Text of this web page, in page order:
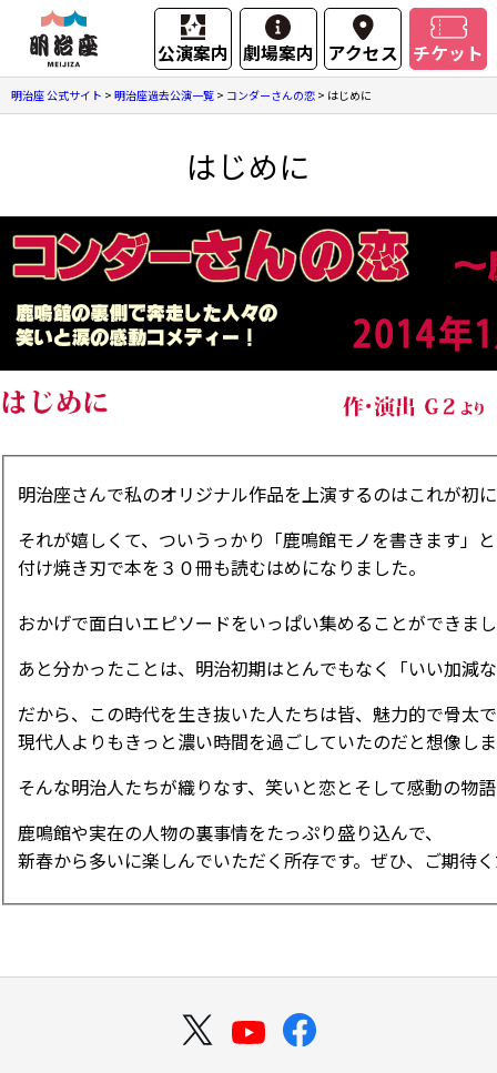
公演案内 劇場案内 アクセス チケット
明治座 公式サイト > 明治座過去公演一覧 > コンダーさんの恋 > はじめに
はじめに
明治座さんで私のオリジナル作品を上演するのはこれが初
それが嬉しくて、ついうっかり「鹿鳴館モノを書きます」
付け焼き刃で本を３０冊も読むはめになりました。
おかげで面白いエピソードをいっぱい集めることができま
あと分かったことは、明治初期はとんでもなく「いい加減
だから、この時代を生き抜いた人たちは皆、魅力的で骨太
現代人よりもきっと濃い時間を過ごしていたのだと想像し
そんな明治人たちが織りなす、笑いと恋とそして感動の物
鹿鳴館や実在の人物の裏事情をたっぷり盛り込んで、
新春から多いに楽しんでいただく所存です。ぜひ、ご期待